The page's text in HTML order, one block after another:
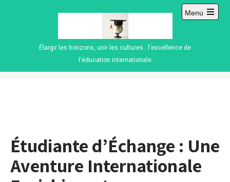
Élargir les horizons, unir les cultures : l'excellence de
l'éducation internationale
Menu
Open
Étudiante d’Échange : Une
Aventure Internationale